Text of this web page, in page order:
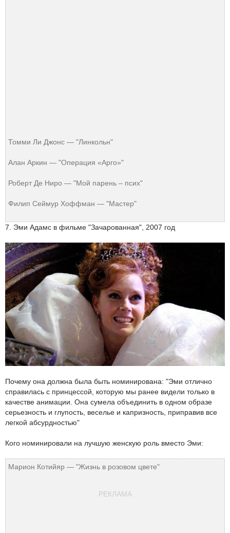
Томми Ли Джонс — "Линкольн"
Алан Аркин — "Операция «Арго»"
Роберт Де Ниро — "Мой парень – псих"
Филип Сеймур Хоффман — "Мастер"
7. Эми Адамс в фильме "Зачарованная", 2007 год
Почему она должна была быть номинирована: "Эми отлично
справилась с принцессой, которую мы ранее видели только в
качестве анимации. Она сумела объединить в одном образе
серьезность и глупость, веселье и капризность, приправив все
легкой абсурдностью"
Кого номинировали на лучшую женскую роль вместо Эми:
Марион Котийяр — "Жизнь в розовом цвете"
РЕКЛАМА